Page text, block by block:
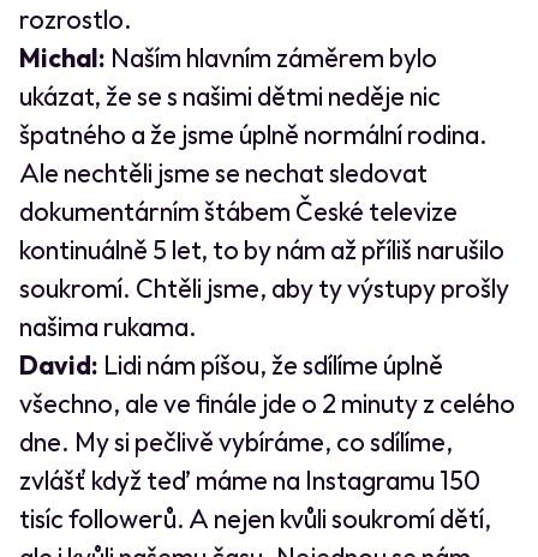
rozrostlo.
Michal: Naším hlavním záměrem bylo
ukázat, že se s našimi dětmi neděje nic
špatného a že jsme úplně normální rodina.
Ale nechtěli jsme se nechat sledovat
dokumentárním štábem České televize
kontinuálně 5 let, to by nám až příliš narušilo
soukromí. Chtěli jsme, aby ty výstupy prošly
našima rukama.
David: Lidi nám píšou, že sdílíme úplně
všechno, ale ve finále jde o 2 minuty z celého
dne. My si pečlivě vybíráme, co sdílíme,
zvlášť když teď máme na Instagramu 150
tisíc followerů. A nejen kvůli soukromí dětí,